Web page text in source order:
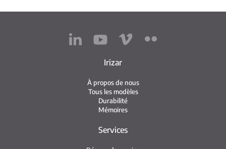
Irizar
À propos de nous
Tous les modèles
Durabilité
Mémoires
Services